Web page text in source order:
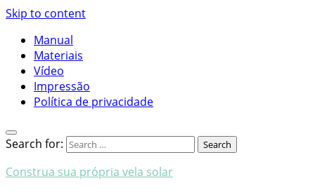
Skip to content
Manual
Materiais
Vídeo
Impressão
Política de privacidade
Search for:
Construa sua própria vela solar